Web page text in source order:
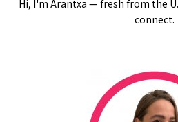
Hi, I'm Arantxa — fresh from the
connect.